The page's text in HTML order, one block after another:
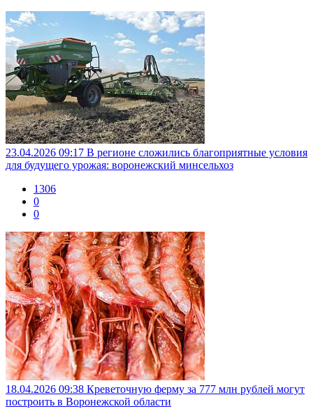
23.04.2026 09:17 В регионе сложились благоприятные условия
для будущего урожая: воронежский минсельхоз
1306
0
0
18.04.2026 09:38 Креветочную ферму за 777 млн рублей могут
построить в Воронежской области